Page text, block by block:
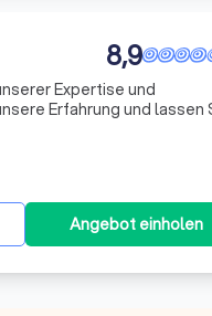
8,9
Expertise und
Erfahrung und lassen
Angebot einholen